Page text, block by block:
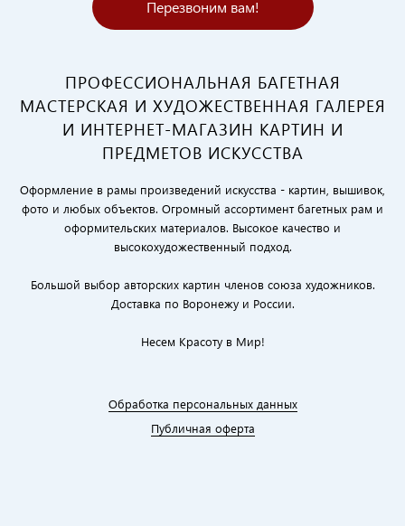
Перезвоним вам!
ПРОФЕССИОНАЛЬНАЯ БАГЕТНАЯ
МАСТЕРСКАЯ И ХУДОЖЕСТВЕННАЯ ГАЛЕРЕЯ
И ИНТЕРНЕТ-МАГАЗИН КАРТИН И
ПРЕДМЕТОВ ИСКУССТВА
Оформление в рамы произведений искусства - картин, вышивок,
фото и любых объектов. Огромный ассортимент багетных рам и
оформительских материалов. Высокое качество и
высокохудожественный подход.
Большой выбор авторских картин членов союза художников.
Доставка по Воронежу и России.
Несем Красоту в Мир!
Обработка персональных данных
Публичная оферта